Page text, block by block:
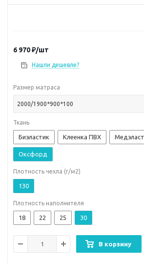
6 970₽/шт
Нашли дешевле?
Размер матраса
2000/1900*900*100
Ткань
Биэластик Клеенка ПВХ
Оксфорд
Плотность чехла (г/м2)
130
Плотность наполнителя
18 22 25 30
В корзину